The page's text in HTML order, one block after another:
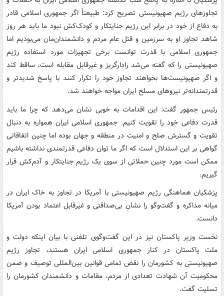
تجاوزهای رژیم صهیونیستی تصریح کرد: طبیعتاً اگر جمهوری اسلامی قادر
به دفاع از خود در برابر این رژیم جنایتکار و کودک‌کش نبود ما باید هر روز
شاهد تجاوز او به سرزمین و قتل عام مردم و دانشمندان‌مان می‌بودیم اما
جمهوری اسلامی با قدرت توانست برخی تجهیزات مورد استفاده رژیم
صهیونیستی را که گفته می‌شد رادارگریز و غیرقابل مقابله است، ساقط کند
و اگر صهیونیست‌ها بخواهند تجاوز خود را تکرار کنند با پاسخ شدیدتر و
قدرتمندانه‌تر نیروهای مسلح ایران مواجه خواهند شد.
رئیس جمهور گفت: این اقدامات به خوبی نشان می‌دهد که چرا ما باید
قدرت دفاعی خود را تقویت کنیم. جمهوری اسلامی ایران همواره به دنبال
تقویت و گسترش صلح و امنیت در منطقه و جهان بوده اما چنین اتفاقاتی
گواهی بر این استدلال است که اگر ما توان دفاعی قدرتمندی نداشته باشیم
ممکن است مورد چنین حملاتی از سوی یک رژیم جنایتکار و آدم‌کش قرار
گیریم.
پزشکیان هماهنگی رژیم صهیونیستی با آمریکا در تجاوز به خاک ایران در
میانه مذاکره و گفت‌وگو را نشانِ بی‌صداقتی و غیرقابل اعتماد بودن آمریکا
دانست.
نخست وزیر پاکستان نیز در این گفت‌وگوی تلفنی با بیان اینکه دولت و
ملت پاکستان در کنار جمهوری اسلامی ایران هستند، تجاوز رژیم
صهیونیستی به کشورمان را نقض تمامی قوانین بین‌المللی توصیف و ضمن
محکومیت آن شهادت تعدادی از مردم، مقامات و دانشمندان کشورمان را
تسلیت گفت.